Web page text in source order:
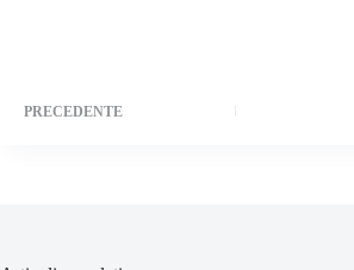
PRECEDENTE